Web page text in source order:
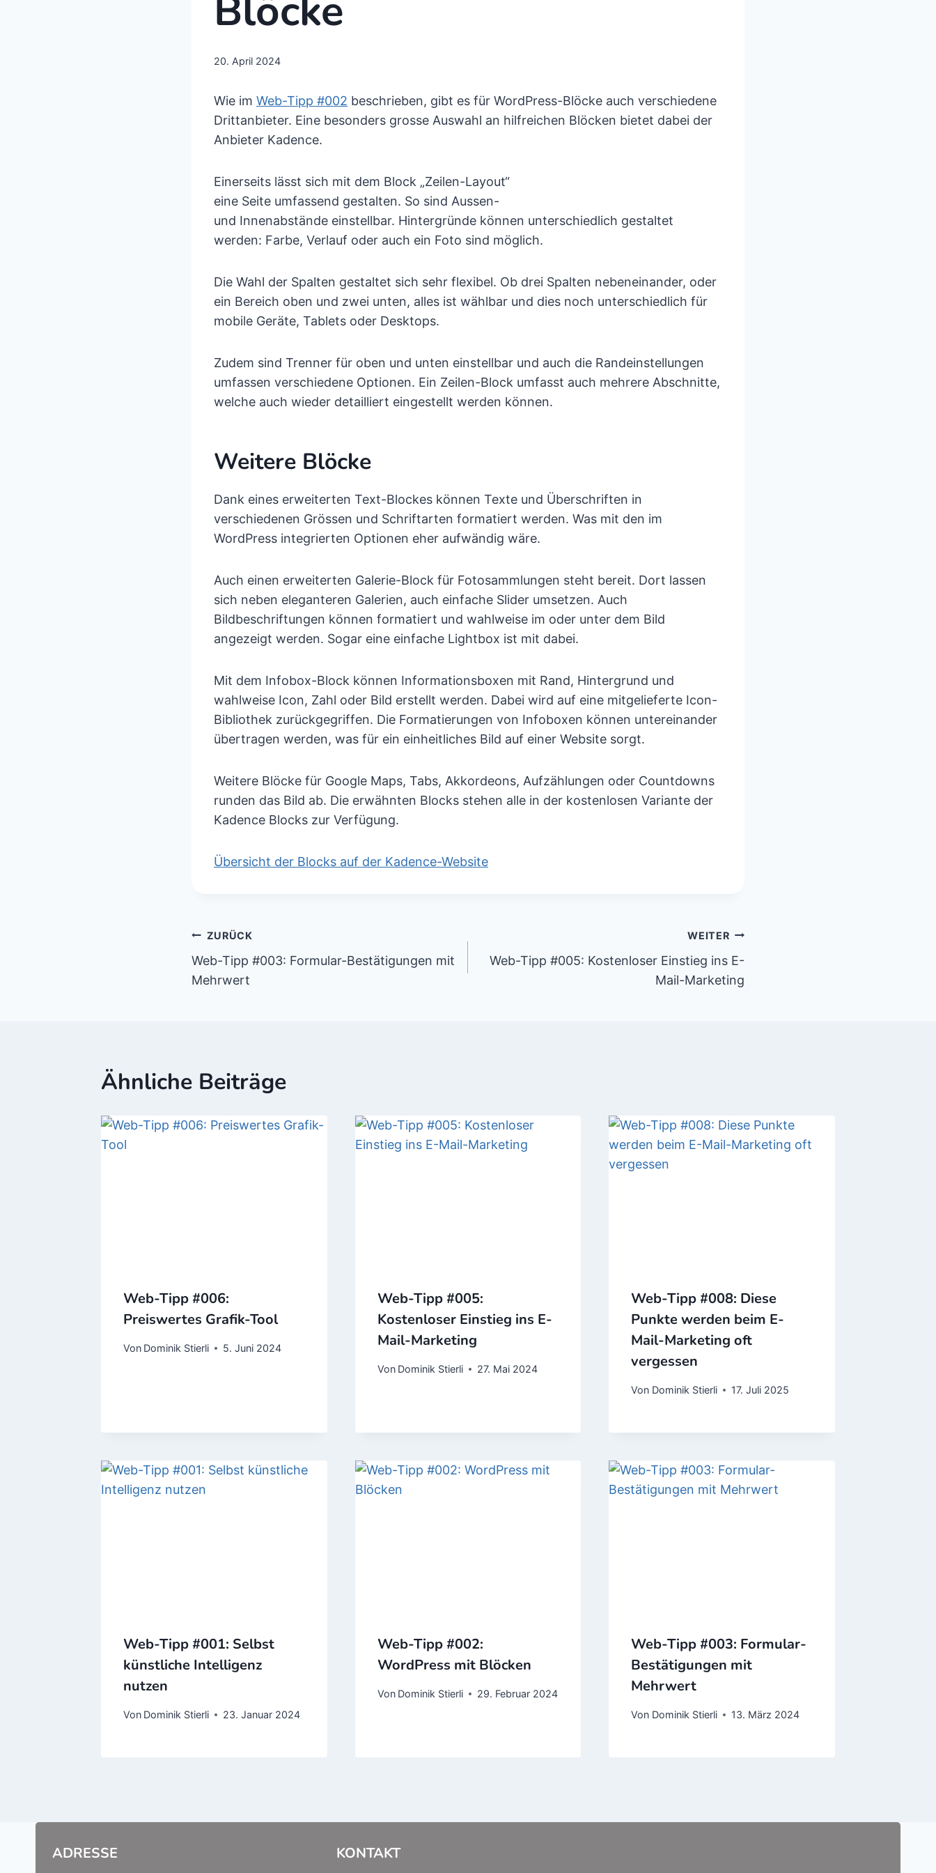
20. April 2024
Wie im Web-Tipp #002 beschrieben, gibt es für WordPress-Blöcke auch verschiedene
Drittanbieter. Eine besonders grosse Auswahl an hilfreichen Blöcken bietet dabei der
Anbieter Kadence.
Einerseits lässt sich mit dem Block „Zeilen-Layout“
eine Seite umfassend gestalten. So sind Aussen-
und Innenabstände einstellbar. Hintergründe können unterschiedlich gestaltet
werden: Farbe, Verlauf oder auch ein Foto sind möglich.
Die Wahl der Spalten gestaltet sich sehr flexibel. Ob drei Spalten nebeneinander, oder
ein Bereich oben und zwei unten, alles ist wählbar und dies noch unterschiedlich für
mobile Geräte, Tablets oder Desktops.
Zudem sind Trenner für oben und unten einstellbar und auch die Randeinstellungen
umfassen verschiedene Optionen. Ein Zeilen-Block umfasst auch mehrere Abschnitte,
welche auch wieder detailliert eingestellt werden können.
Weitere Blöcke
Dank eines erweiterten Text-Blockes können Texte und Überschriften in
verschiedenen Grössen und Schriftarten formatiert werden. Was mit den im
WordPress integrierten Optionen eher aufwändig wäre.
Auch einen erweiterten Galerie-Block für Fotosammlungen steht bereit. Dort lassen
sich neben eleganteren Galerien, auch einfache Slider umsetzen. Auch
Bildbeschriftungen können formatiert und wahlweise im oder unter dem Bild
angezeigt werden. Sogar eine einfache Lightbox ist mit dabei.
Mit dem Infobox-Block können Informationsboxen mit Rand, Hintergrund und
wahlweise Icon, Zahl oder Bild erstellt werden. Dabei wird auf eine mitgelieferte Icon-
Bibliothek zurückgegriffen. Die Formatierungen von Infoboxen können untereinander
übertragen werden, was für ein einheitliches Bild auf einer Website sorgt.
Weitere Blöcke für Google Maps, Tabs, Akkordeons, Aufzählungen oder Countdowns
runden das Bild ab. Die erwähnten Blocks stehen alle in der kostenlosen Variante der
Kadence Blocks zur Verfügung.
Übersicht der Blocks auf der Kadence-Website
Beitragsnavigation
ZURÜCK
Web-Tipp #003: Formular-Bestätigungen mit
Mehrwert
WEITER
Web-Tipp #005: Kostenloser Einstieg ins E-
Mail-Marketing
Ähnliche Beiträge
Web-Tipp #006:
Preiswertes Grafik-Tool
Von Dominik Stierli 5. Juni 2024
Web-Tipp #005:
Kostenloser Einstieg ins E-
Mail-Marketing
Von Dominik Stierli 27. Mai 2024
Web-Tipp #008: Diese
Punkte werden beim E-
Mail-Marketing oft
vergessen
Von Dominik Stierli 17. Juli 2025
Web-Tipp #001: Selbst
künstliche Intelligenz
nutzen
Von Dominik Stierli 23. Januar 2024
Web-Tipp #002:
WordPress mit Blöcken
Von Dominik Stierli 29. Februar 2024
Web-Tipp #003: Formular-
Bestätigungen mit
Mehrwert
Von Dominik Stierli 13. März 2024
ADRESSE KONTAKT